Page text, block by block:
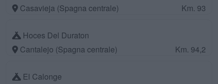
Casavieja (Spagna centrale)
Km. 93
Hoces Del Duraton
Cantalejo (Spagna centrale)
Km. 94,2
El Calonge